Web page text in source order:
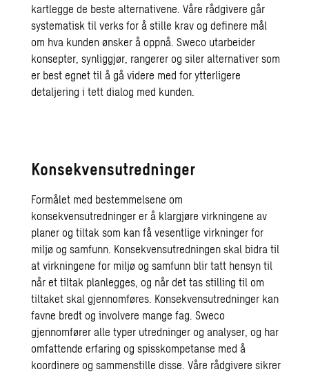
kartlegge de beste alternativene. Våre rådgivere går
systematisk til verks for å stille krav og definere mål
om hva kunden ønsker å oppnå. Sweco utarbeider
konsepter, synliggjør, rangerer og siler alternativer som
er best egnet til å gå videre med for ytterligere
detaljering i tett dialog med kunden.
Konsekvensutredninger
Formålet med bestemmelsene om
konsekvensutredninger er å klargjøre virkningene av
planer og tiltak som kan få vesentlige virkninger for
miljø og samfunn. Konsekvensutredningen skal bidra til
at virkningene for miljø og samfunn blir tatt hensyn til
når et tiltak planlegges, og når det tas stilling til om
tiltaket skal gjennomføres. Konsekvensutredninger kan
favne bredt og involvere mange fag. Sweco
gjennomfører alle typer utredninger og analyser, og har
omfattende erfaring og spisskompetanse med å
koordinere og sammenstille disse. Våre rådgivere sikrer